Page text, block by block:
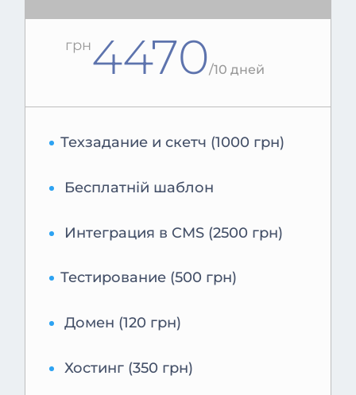
грн4470/10 дней
Техзадание и скетч (1000 грн)
Бесплатній шаблон
Интеграция в CMS (2500 грн)
Тестирование (500 грн)
Домен (120 грн)
Хостинг (350 грн)